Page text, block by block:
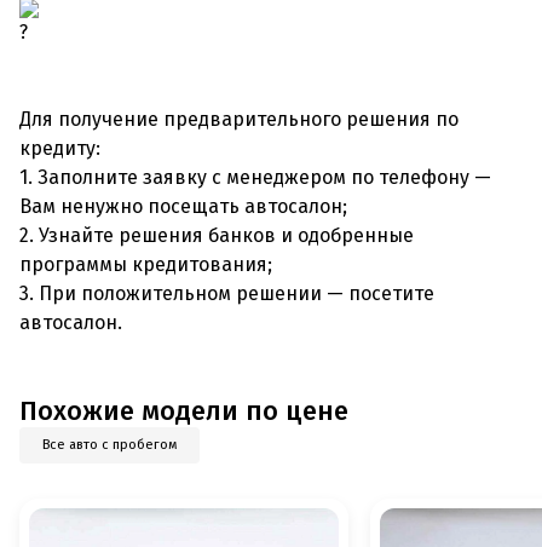
Для получение предварительного решения по
кредиту:
1. Заполните заявку с менеджером по телефону —
Вам ненужно посещать автосалон;
2. Узнайте решения банков и одобренные
программы кредитования;
3. При положительном решении — посетите
автосалон.
Похожие модели по цене
Все авто с пробегом